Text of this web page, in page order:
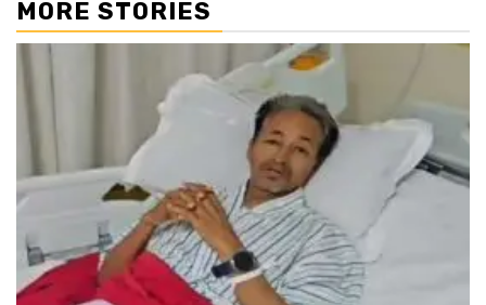
MORE STORIES